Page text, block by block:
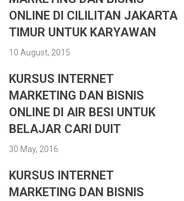
ONLINE DI CILILITAN JAKARTA
TIMUR UNTUK KARYAWAN
10 August, 2015
KURSUS INTERNET
MARKETING DAN BISNIS
ONLINE DI AIR BESI UNTUK
BELAJAR CARI DUIT
30 May, 2016
KURSUS INTERNET
MARKETING DAN BISNIS